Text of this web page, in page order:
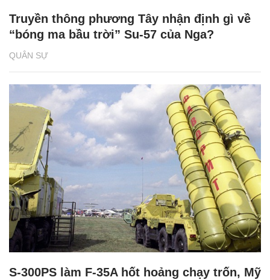
QUÂN SỰ
Truyền thông phương Tây nhận định gì về
“bóng ma bầu trời” Su-57 của Nga?
S-300PS làm F-35A hốt hoảng chạy trốn, Mỹ